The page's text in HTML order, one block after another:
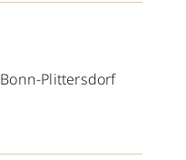
Bonn-Plittersdorf